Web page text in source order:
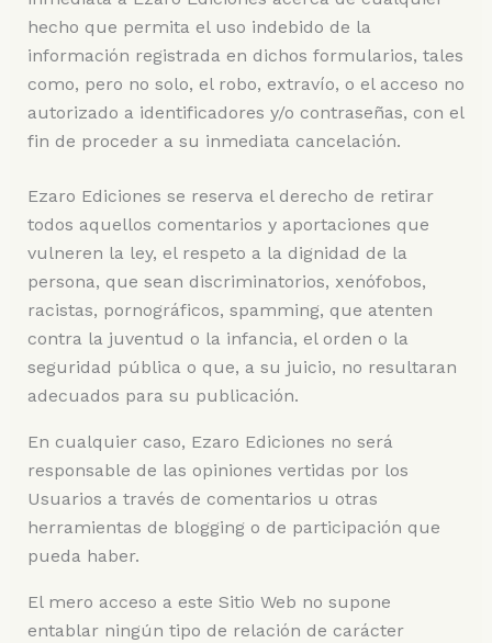
hecho que permita el uso indebido de la
información registrada en dichos formularios, tales
como, pero no solo, el robo, extravío, o el acceso no
autorizado a identificadores y/o contraseñas, con el
fin de proceder a su inmediata cancelación.
Ezaro Ediciones se reserva el derecho de retirar
todos aquellos comentarios y aportaciones que
vulneren la ley, el respeto a la dignidad de la
persona, que sean discriminatorios, xenófobos,
racistas, pornográficos, spamming, que atenten
contra la juventud o la infancia, el orden o la
seguridad pública o que, a su juicio, no resultaran
adecuados para su publicación.
En cualquier caso, Ezaro Ediciones no será
responsable de las opiniones vertidas por los
Usuarios a través de comentarios u otras
herramientas de blogging o de participación que
pueda haber.
El mero acceso a este Sitio Web no supone
entablar ningún tipo de relación de carácter